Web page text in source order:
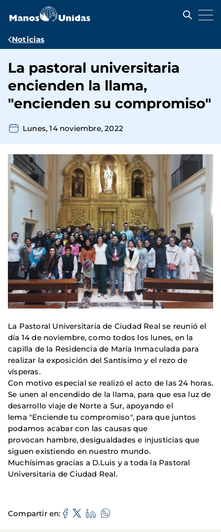
contenido
Ruta
navegación
Noticias
La pastoral universitaria
encienden la llama,
"encienden su compromiso"
Lunes, 14 noviembre, 2022
La Pastoral Universitaria de Ciudad Real se reunió el
día 14 de noviembre, como todos los lunes, en la
capilla de la Residencia de María Inmaculada para
realizar la exposición del Santísimo y el rezo de
vísperas.
Con motivo especial se realizó el acto de las 24 horas.
Se unen al encendido de la llama, para que esa luz de
desarrollo viaje de Norte a Sur, apoyando el
lema "Enciende tu compromiso", para que juntos
podamos acabar con las causas que
provocan hambre, desigualdades e injusticias que
siguen existiendo en nuestro mundo.
Muchísimas gracias a D.Luis y a toda la Pastoral
Universitaria de Ciudad Real.
Compartir en